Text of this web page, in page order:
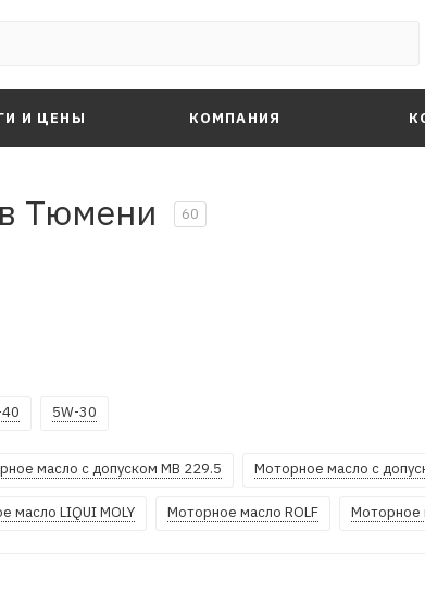
И ЦЕНЫ КОМПАНИЯ
Тюмени 60
5W-30
масло с допуском MB 229.5 Моторное масло с
масло LIQUI MOLY Моторное масло ROLF Моторное